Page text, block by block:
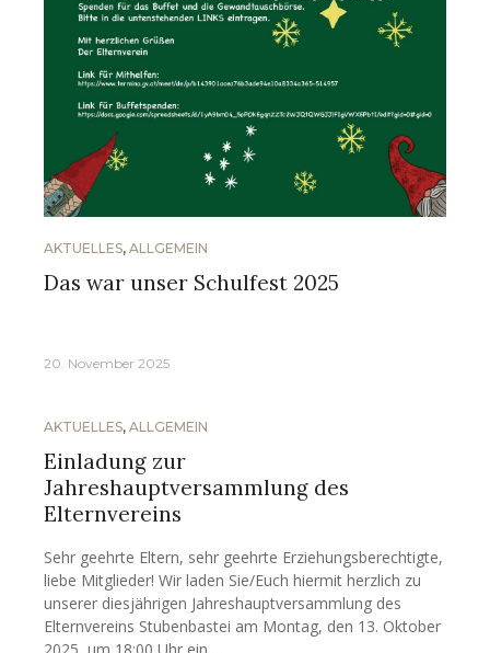
AKTUELLES, ALLGEMEIN
Das war unser Schulfest 2025
20. November 2025
AKTUELLES, ALLGEMEIN
Einladung zur
Jahreshauptversammlung des
Elternvereins
Sehr geehrte Eltern, sehr geehrte Erziehungsberechtigte,
liebe Mitglieder! Wir laden Sie/Euch hiermit herzlich zu
unserer diesjährigen Jahreshauptversammlung des
Elternvereins Stubenbastei am Montag, den 13. Oktober